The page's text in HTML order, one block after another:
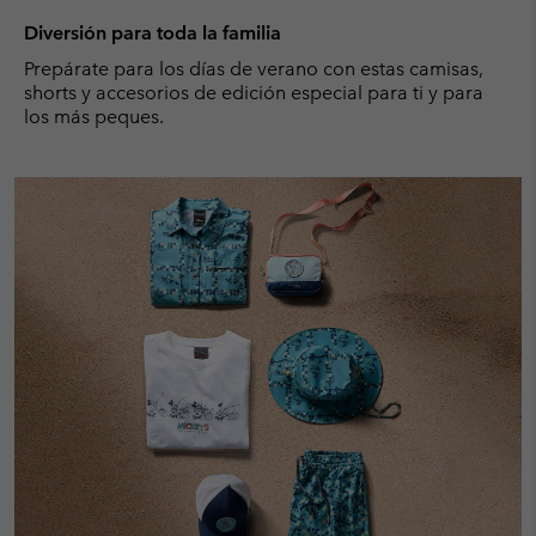
Diversión para toda la familia
Prepárate para los días de verano con estas camisas,
shorts y accesorios de edición especial para ti y para
los más peques.